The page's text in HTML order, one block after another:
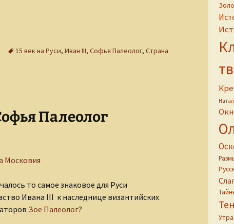
15 век на Руси, Иван III, Софья Палеолог, Страна
Палеолог
Московия
то самое знаковое для Руси
Ивана III к наследнице византийских
Зое Палеолог?